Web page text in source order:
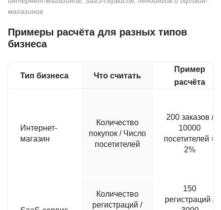
магазинов
Примеры расчёта для разных типов
бизнеса
Тип бизнеса Что считать
Пример
расчёта
Интернет-
магазин
Количество
покупок / Число
посетителей
200 заказов /
10000
посетителей =
2%
Количество
регистраций /
150
регистраций /